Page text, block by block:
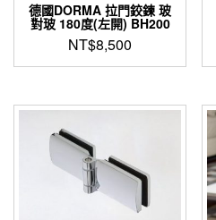
德國DORMA 拉門鉸鍊 玻
對玻 180度(左開) BH200
NT$8,500